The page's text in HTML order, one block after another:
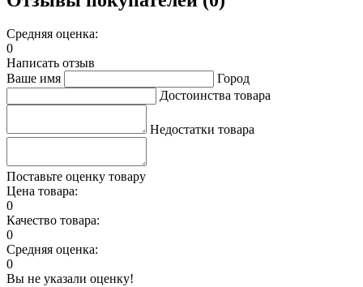
Средняя оценка:
0
Написать отзыв
Ваше имя
Город
Достоинства товара
Недостатки товара
Поставьте оценку товару
Цена товара:
0
Качество товара:
0
Средняя оценка:
0
Вы не указали оценку!